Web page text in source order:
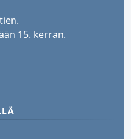
15. kerran.